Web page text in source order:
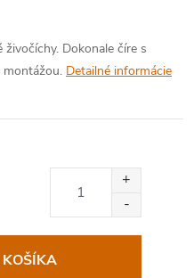
Dokonale číre s
Detailné informácie